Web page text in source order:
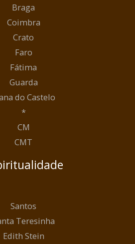
Braga
Coimbra
Crato
Faro
Fátima
Guarda
do Castelo
*
CM
CMT
Santos
Teresinha
Edith Stein